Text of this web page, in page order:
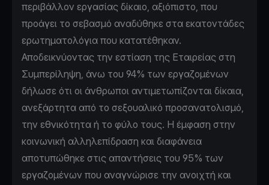
περιβάλλον εργασίας δίκαιο, αξιόπιστο, που
προάγει το σεβασμό αναδύθηκε στα εκατοντάδες
ερωτηματολόγια που κατατέθηκαν.
Αποδεικνύοντας την εστίαση της Εταιρείας στη
Συμπερίληψη, άνω του 94% των εργαζομένων
δήλωσε ότι οι άνθρωποι αντιμετωπίζονται δίκαια,
ανεξάρτητα από το σεξουαλικό προσανατολισμό,
την εθνικότητα ή το φύλο τους. Η έμφαση στην
κοινωνική αλληλεπίδραση και διαφάνεια
αποτυπώθηκε στις απαντήσεις του 95% των
εργαζομένων που αναγνώρισε την ανοιχτή και